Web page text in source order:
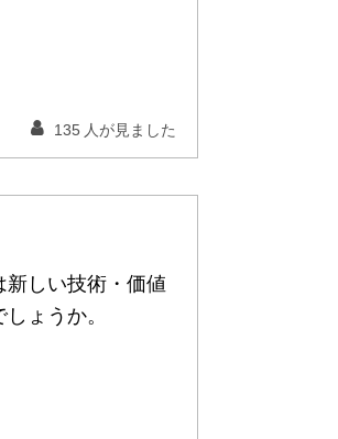
135 人が見ました
しい技術・価値
ょうか。